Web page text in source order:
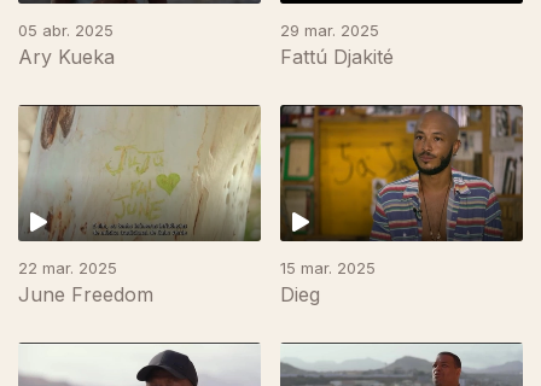
05 abr. 2025
Ary Kueka
29 mar. 2025
Fattú Djakité
22 mar. 2025
June Freedom
15 mar. 2025
Dieg
836632